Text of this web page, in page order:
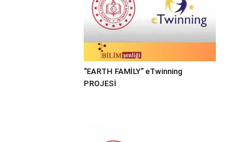
“EARTH FAMİLY” eTwinning
PROJESİ